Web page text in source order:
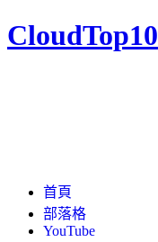
CloudTop10
首頁
部落格
YouTube